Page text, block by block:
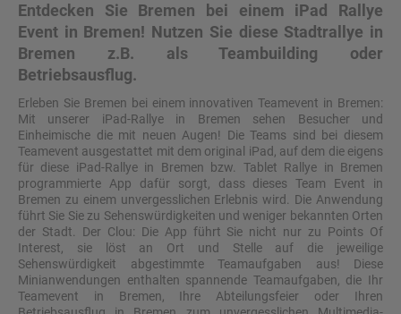
Entdecken Sie Bremen bei einem iPad Rallye
Event in Bremen! Nutzen Sie diese Stadtrallye in
Bremen z.B. als Teambuilding oder
Betriebsausflug.
Erleben Sie Bremen bei einem innovativen Teamevent in Bremen:
Mit unserer iPad-Rallye in Bremen sehen Besucher und
Einheimische die mit neuen Augen! Die Teams sind bei diesem
Teamevent ausgestattet mit dem original iPad, auf dem die eigens
für diese iPad-Rallye in Bremen bzw. Tablet Rallye in Bremen
programmierte App dafür sorgt, dass dieses Team Event in
Bremen zu einem unvergesslichen Erlebnis wird. Die Anwendung
führt Sie Sie zu Sehenswürdigkeiten und weniger bekannten Orten
der Stadt. Der Clou: Die App führt Sie nicht nur zu Points Of
Interest, sie löst an Ort und Stelle auf die jeweilige
Sehenswürdigkeit abgestimmte Teamaufgaben aus! Diese
Minianwendungen enthalten spannende Teamaufgaben, die Ihr
Teamevent in Bremen, Ihre Abteilungsfeier oder Ihren